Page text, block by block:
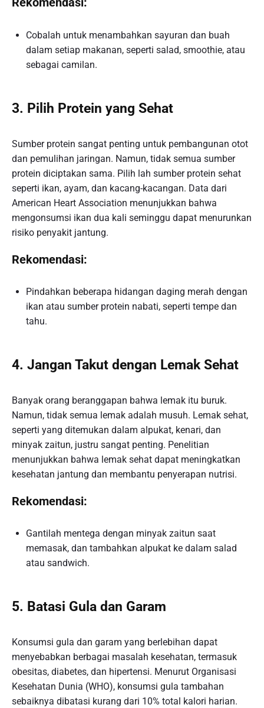
Cobalah untuk menambahkan sayuran dan buah
dalam setiap makanan, seperti salad, smoothie, atau
sebagai camilan.
3. Pilih Protein yang Sehat
Sumber protein sangat penting untuk pembangunan otot
dan pemulihan jaringan. Namun, tidak semua sumber
protein diciptakan sama. Pilih lah sumber protein sehat
seperti ikan, ayam, dan kacang-kacangan. Data dari
American Heart Association menunjukkan bahwa
mengonsumsi ikan dua kali seminggu dapat menurunkan
risiko penyakit jantung.
Rekomendasi:
Pindahkan beberapa hidangan daging merah dengan
ikan atau sumber protein nabati, seperti tempe dan
tahu.
4. Jangan Takut dengan Lemak Sehat
Banyak orang beranggapan bahwa lemak itu buruk.
Namun, tidak semua lemak adalah musuh. Lemak sehat,
seperti yang ditemukan dalam alpukat, kenari, dan
minyak zaitun, justru sangat penting. Penelitian
menunjukkan bahwa lemak sehat dapat meningkatkan
kesehatan jantung dan membantu penyerapan nutrisi.
Rekomendasi:
Gantilah mentega dengan minyak zaitun saat
memasak, dan tambahkan alpukat ke dalam salad
atau sandwich.
5. Batasi Gula dan Garam
Konsumsi gula dan garam yang berlebihan dapat
menyebabkan berbagai masalah kesehatan, termasuk
obesitas, diabetes, dan hipertensi. Menurut Organisasi
Kesehatan Dunia (WHO), konsumsi gula tambahan
sebaiknya dibatasi kurang dari 10% total kalori harian.